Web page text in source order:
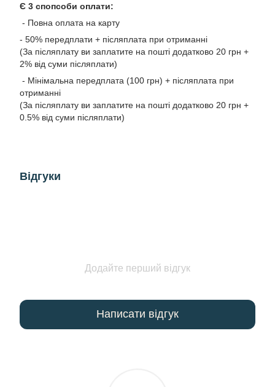
Є 3 спопсоби оплати:
- Повна оплата на карту
- 50% передплати + післяплата при отриманні
(За післяплату ви заплатите на пошті додатково 20 грн +
2% від суми післяплати)
- Мінімальна передплата (100 грн) + післяплата при
отриманні
(За післяплату ви заплатите на пошті додатково 20 грн +
0.5% від суми післяплати)
Відгуки
Додайте перший відгук
Написати відгук